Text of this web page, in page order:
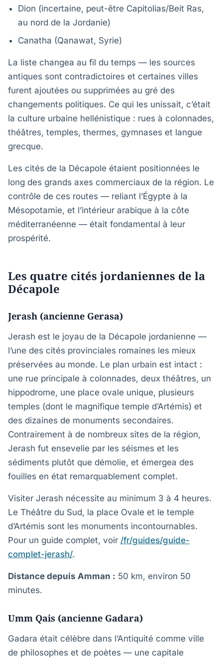
Dion (incertaine, peut-être Capitolias/Beit Ras,
au nord de la Jordanie)
Canatha (Qanawat, Syrie)
La liste changea au fil du temps — les sources
antiques sont contradictoires et certaines villes
furent ajoutées ou supprimées au gré des
changements politiques. Ce qui les unissait, c’était
la culture urbaine hellénistique : rues à colonnades,
théâtres, temples, thermes, gymnases et langue
grecque.
Les cités de la Décapole étaient positionnées le
long des grands axes commerciaux de la région. Le
contrôle de ces routes — reliant l’Égypte à la
Mésopotamie, et l’intérieur arabique à la côte
méditerranéenne — était fondamental à leur
prospérité.
Les quatre cités jordaniennes de la
Décapole
Jerash (ancienne Gerasa)
Jerash est le joyau de la Décapole jordanienne —
l’une des cités provinciales romaines les mieux
préservées au monde. Le plan urbain est intact :
une rue principale à colonnades, deux théâtres, un
hippodrome, une place ovale unique, plusieurs
temples (dont le magnifique temple d’Artémis) et
des dizaines de monuments secondaires.
Contrairement à de nombreux sites de la région,
Jerash fut ensevelie par les séismes et les
sédiments plutôt que démolie, et émergea des
fouilles en état remarquablement complet.
Visiter Jerash nécessite au minimum 3 à 4 heures.
Le Théâtre du Sud, la place Ovale et le temple
d’Artémis sont les monuments incontournables.
Pour un guide complet, voir /fr/guides/guide-
complet-jerash/.
Distance depuis Amman : 50 km, environ 50
minutes.
Umm Qais (ancienne Gadara)
Gadara était célèbre dans l’Antiquité comme ville
de philosophes et de poètes — une capitale